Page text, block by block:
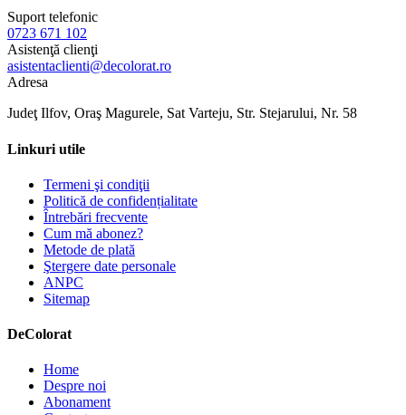
Suport telefonic
0723 671 102
Asistenţă clienţi
asistentaclienti@decolorat.ro
Adresa
Judeţ Ilfov, Oraş Magurele, Sat Varteju, Str. Stejarului, Nr. 58
Linkuri utile
Termeni şi condiţii
Politică de confidențialitate
Întrebări frecvente
Cum mă abonez?
Metode de plată
Ştergere date personale
ANPC
Sitemap
DeColorat
Home
Despre noi
Abonament